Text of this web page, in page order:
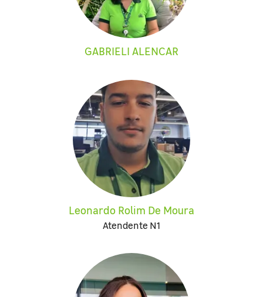
GABRIELI ALENCAR
Leonardo Rolim De Moura
Atendente N1